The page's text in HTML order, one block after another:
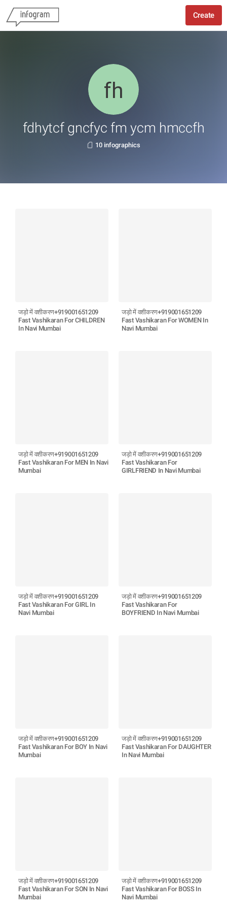
Create
fdhytcf gncfyc fm ycm hmccfh
10 infographics
जड़ो में वशीकरण+919001651209
Fast Vashikaran For CHILDREN
In Navi Mumbai
जड़ो में वशीकरण+919001651209
Fast Vashikaran For WOMEN In
Navi Mumbai
जड़ो में वशीकरण+919001651209
Fast Vashikaran For MEN In Navi
Mumbai
जड़ो में वशीकरण+919001651209
Fast Vashikaran For
GIRLFRIEND In Navi Mumbai
जड़ो में वशीकरण+919001651209
Fast Vashikaran For GIRL In
Navi Mumbai
जड़ो में वशीकरण+919001651209
Fast Vashikaran For
BOYFRIEND In Navi Mumbai
जड़ो में वशीकरण+919001651209
Fast Vashikaran For BOY In Navi
Mumbai
जड़ो में वशीकरण+919001651209
Fast Vashikaran For DAUGHTER
In Navi Mumbai
जड़ो में वशीकरण+919001651209
Fast Vashikaran For SON In Navi
Mumbai
जड़ो में वशीकरण+919001651209
Fast Vashikaran For BOSS In
Navi Mumbai